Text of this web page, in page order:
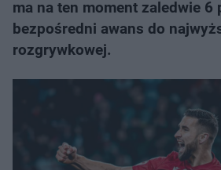
ma na ten moment zaledwie 6
bezpośredni awans do
rozgrywkowej.